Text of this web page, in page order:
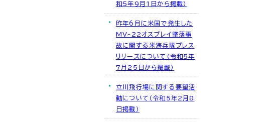
和5年9月1日から掲載）
昨年6月に米国で発生した
MV-22オスプレイ墜落事
故に関する米海兵隊プレス
リリースについて（令和5年
7月25日から掲載）
立川飛行場に関する要望活
動について（令和5年2月8
日掲載）